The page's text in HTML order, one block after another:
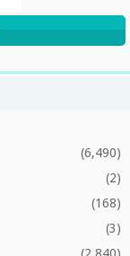
(6,490)
(2)
(168)
(3)